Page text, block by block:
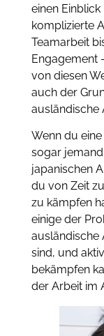
einen
komplizierte
Teamarbeit
Engagement
von diesen
auch der
ausländische
Wenn du
sogar
japanischen
du von Zeit
zu kämpfen
einige der
ausländische
sind, und
bekämpfen
der Arbeit im